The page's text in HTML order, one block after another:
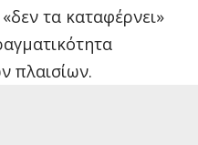
τα καταφέρνει»
πλαισίων.